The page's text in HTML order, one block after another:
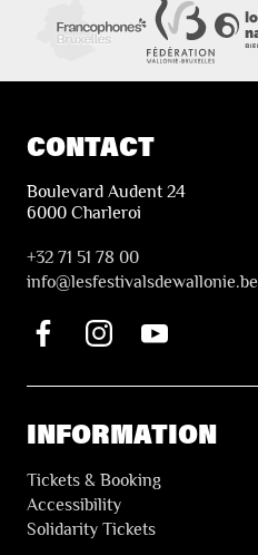
CONTACT
Boulevard Audent 24
6000 Charleroi
+32 71 51 78 00
info@lesfestivalsdewallonie.be
INFORMATION
Tickets & Booking
Accessibility
Solidarity Tickets